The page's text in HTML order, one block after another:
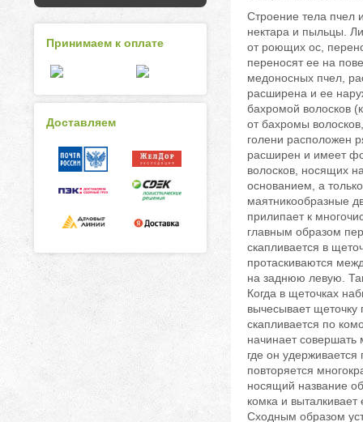
Принимаем к оплате
Доставляем
Строение тела пчел
нектара и пыльцы.
от роющих ос,
переносят ее на
медоносных пчел,
расширена и ее
бахромой волосков
от бахромы
голени расположен
расширен и имеет
волосков, носящих
основанием, а
маятникообразные
прилипает к
главным образом
скапливается в
протаскиваются
на заднюю левую.
Когда в щеточках
вычесывает щеточку
скапливается по
начинает совершать
где он
повторяется
носящий название
комка и
Сходным образом